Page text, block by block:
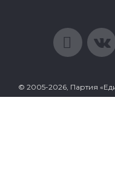
© 2005-2026, Партия